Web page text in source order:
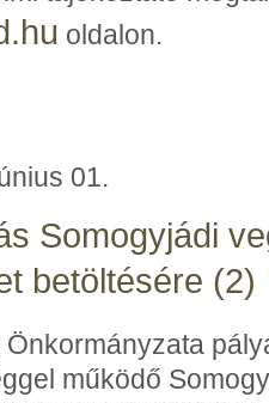
oldalon.
01.
Somogyjádi
betöltésére (2)
működő